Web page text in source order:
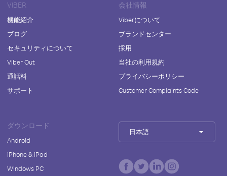
VIBER
機能紹介
ブログ
セキュリティについて
Viber Out
通話料
サポート
会社情報
Viberについて
ブランドセンター
採用
当社の利用規約
プライバシーポリシー
Customer Complaints Code
ダウンロード
Android
iPhone & iPad
Windows PC
日本語